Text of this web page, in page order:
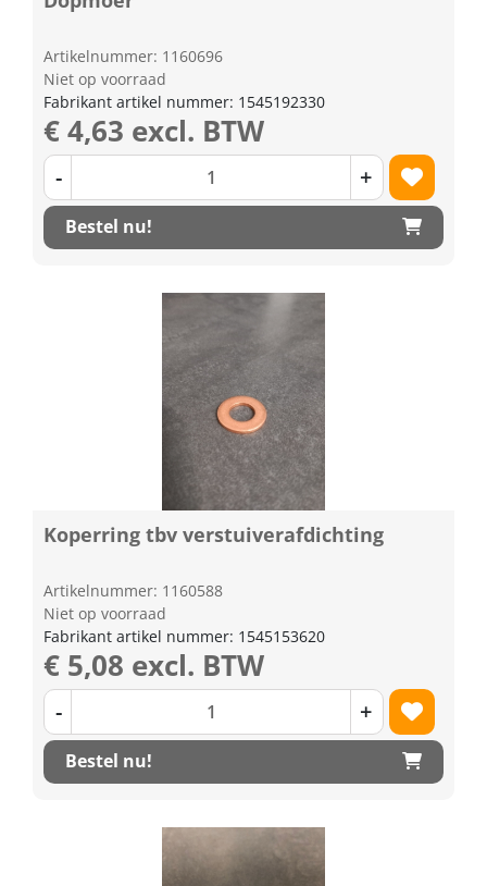
Artikelnummer: 1160696
Niet op voorraad
Fabrikant artikel nummer: 1545192330
€ 4,63 excl. BTW
- +
Bestel nu!
Koperring tbv verstuiverafdichting
Artikelnummer: 1160588
Niet op voorraad
Fabrikant artikel nummer: 1545153620
€ 5,08 excl. BTW
- +
Bestel nu!